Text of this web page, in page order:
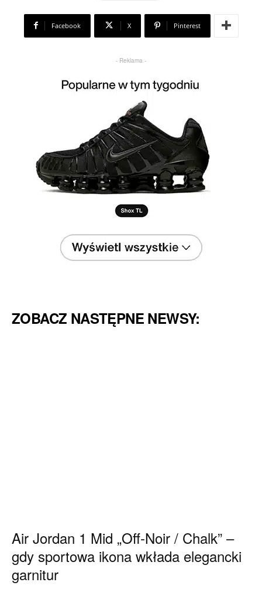
Facebook X Pinterest
- Reklama -
ZOBACZ NASTĘPNE NEWSY:
Air Jordan 1 Mid „Off-Noir / Chalk” –
gdy sportowa ikona wkłada elegancki
garnitur